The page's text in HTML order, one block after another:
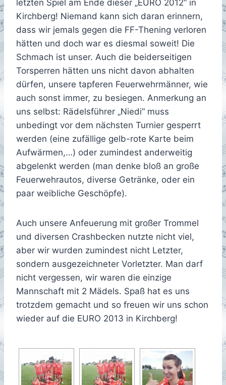
letzten Spiel am Ende dieser „EURO 2012“ in
Kirchberg! Niemand kann sich daran erinnern,
dass wir jemals gegen die FF-Thening verloren
hätten und doch war es diesmal soweit! Die
Schmach ist unser. Auch die beiderseitigen
Torsperren hätten uns nicht davon abhalten
dürfen, unsere tapferen Feuerwehrmänner, wie
auch sonst immer, zu besiegen. Anmerkung an
uns selbst: Rädelsführer „Niedi“ muss
unbedingt vor dem nächsten Turnier gesperrt
werden (eine zufällige gelb-rote Karte beim
Aufwärmen,…) oder zumindest anderweitig
abgelenkt werden (man denke bloß an große
Feuerwehrautos, diverse Getränke, oder ein
paar weibliche Geschöpfe).
Auch unsere Anfeuerung mit großer Trommel
und diversen Crashbecken nutzte nicht viel,
aber wir wurden zumindest nicht Letzter,
sondern ausgezeichneter Vorletzter. Man darf
nicht vergessen, wir waren die einzige
Mannschaft mit 2 Mädels. Spaß hat es uns
trotzdem gemacht und so freuen wir uns schon
wieder auf die EURO 2013 in Kirchberg!